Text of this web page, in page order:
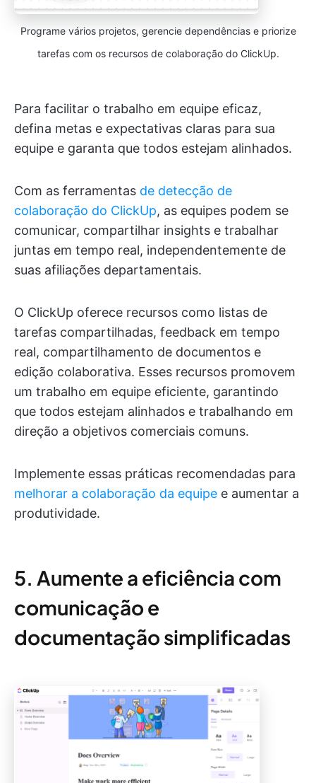
Programe vários projetos, gerencie dependências e priorize
tarefas com os recursos de colaboração do ClickUp.
Para facilitar o trabalho em equipe eficaz,
defina metas e expectativas claras para sua
equipe e garanta que todos estejam alinhados.
Com as ferramentas de detecção de
colaboração do ClickUp, as equipes podem se
comunicar, compartilhar insights e trabalhar
juntas em tempo real, independentemente de
suas afiliações departamentais.
O ClickUp oferece recursos como listas de
tarefas compartilhadas, feedback em tempo
real, compartilhamento de documentos e
edição colaborativa. Esses recursos promovem
um trabalho em equipe eficiente, garantindo
que todos estejam alinhados e trabalhando em
direção a objetivos comerciais comuns.
Implemente essas práticas recomendadas para
melhorar a colaboração da equipe e aumentar a
produtividade.
5. Aumente a eficiência com
comunicação e
documentação simplificadas